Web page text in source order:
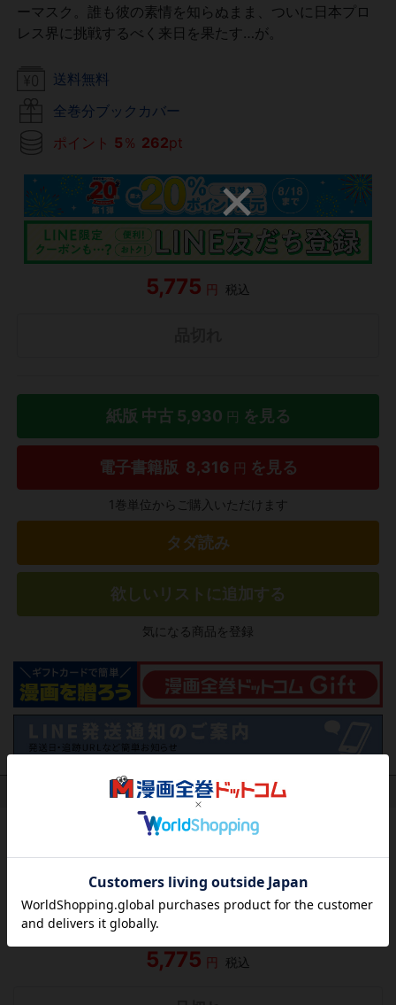
ーマスク。誰も彼の素情を知らぬまま、ついに日本プロ
レス界に挑戦するべく来日を果たす…が。
送料無料
全巻分ブックカバー
ポイント 5 ％ 262pt
5,775 円 税込
紙版 中古 5,930 円 を見る
電子書籍版 8,316 円 を見る
1巻単位からご購入いただけます
タダ読み
欲しいリストに追加する
気になる商品を登録
（関連商品を含む）
この作品にはまだレビューがありません。 今後読まれる
方のために感想を共有してもらえませんか？
レビューを書く
5,775 円 税込